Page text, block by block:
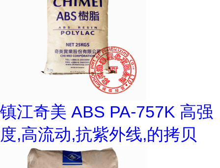
镇江奇美 ABS PA-757K 高强
度,高流动,抗紫外线,的拷贝